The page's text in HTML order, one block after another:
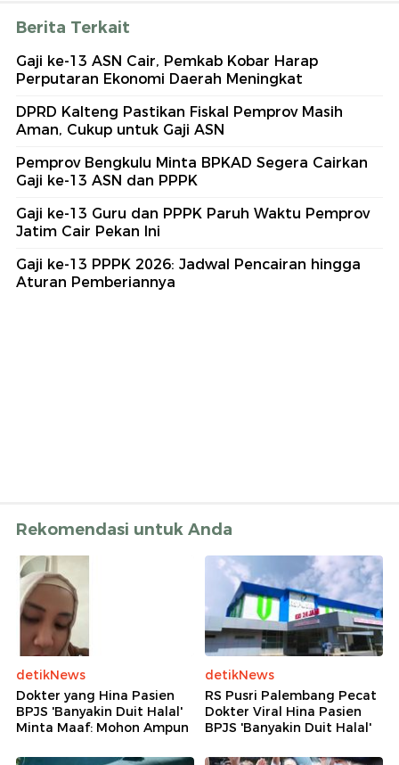
Berita Terkait
Gaji ke-13 ASN Cair, Pemkab Kobar Harap
Perputaran Ekonomi Daerah Meningkat
DPRD Kalteng Pastikan Fiskal Pemprov Masih
Aman, Cukup untuk Gaji ASN
Pemprov Bengkulu Minta BPKAD Segera Cairkan
Gaji ke-13 ASN dan PPPK
Gaji ke-13 Guru dan PPPK Paruh Waktu Pemprov
Jatim Cair Pekan Ini
Gaji ke-13 PPPK 2026: Jadwal Pencairan hingga
Aturan Pemberiannya
Rekomendasi untuk Anda
detikNews
Dokter yang Hina Pasien
BPJS 'Banyakin Duit Halal'
Minta Maaf: Mohon Ampun
detikNews
RS Pusri Palembang Pecat
Dokter Viral Hina Pasien
BPJS 'Banyakin Duit Halal'